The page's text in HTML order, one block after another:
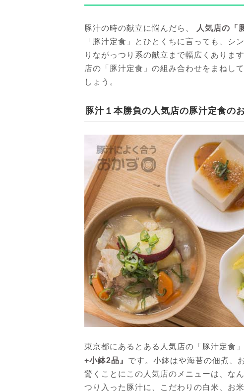
豚汁の時の献立に悩んだら、 人気店の「
「豚汁定食」とひとくちに言っても、シ
りながっつり系の献立まで幅広くありま
店の「豚汁定食」の組み合わせをまねし
しょう。
豚汁１本勝負の人気店の豚汁定食の
東京都にあるとある人気店の「豚汁定食
+小鉢2品』 です。小鉢はや海苔の佃煮、
驚くことにこの人気店のメニューは、な
つり入った豚汁に、こだわりの白米、お